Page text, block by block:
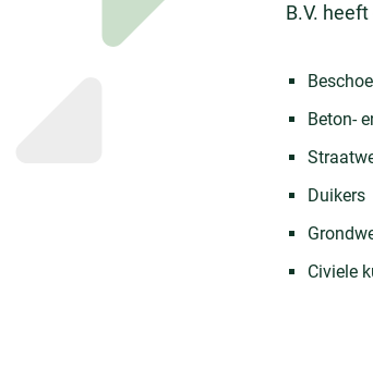
B.V.
Beton-
Duikers
Civiele